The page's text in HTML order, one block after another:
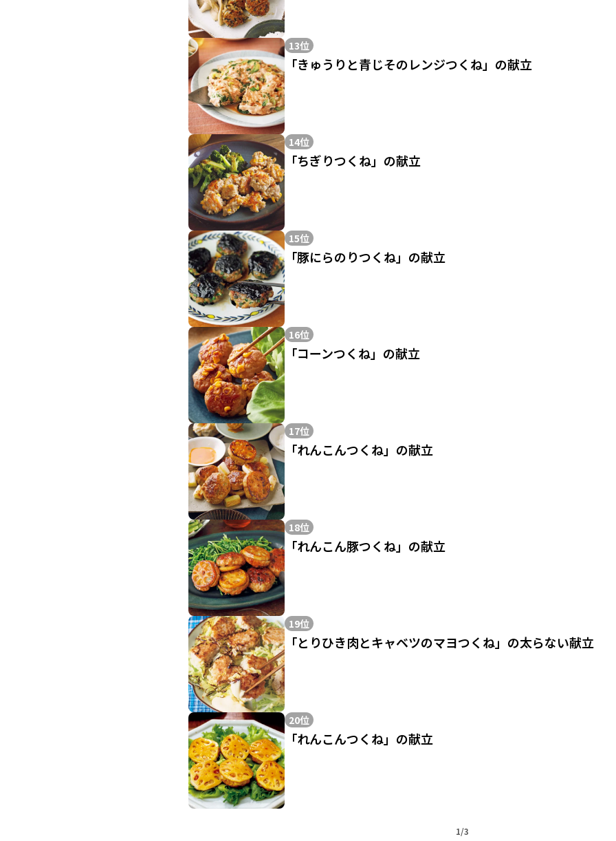
13位
「きゅうりと青じそのレンジつくね」の献立
14位
「ちぎりつくね」の献立
15位
「豚にらのりつくね」の献立
16位
「コーンつくね」の献立
17位
「れんこんつくね」の献立
18位
「れんこん豚つくね」の献立
19位
「とりひき肉とキャベツのマヨつくね」の太らない献立
20位
「れんこんつくね」の献立
1/3